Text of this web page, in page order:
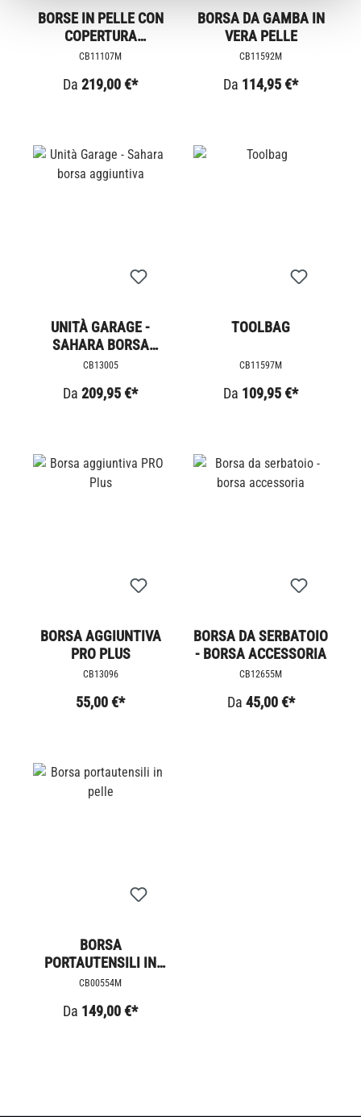
BORSE IN PELLE CON
COPERTURA
LATERALE
CB11107M
Da 219,00 €*
BORSA DA GAMBA IN
VERA PELLE
CB11592M
Da 114,95 €*
UNITÀ GARAGE -
SAHARA BORSA
AGGIUNTIVA
CB13005
Da 209,95 €*
TOOLBAG
CB11597M
Da 109,95 €*
BORSA AGGIUNTIVA
PRO PLUS
CB13096
55,00 €*
BORSA DA SERBATOIO
- BORSA ACCESSORIA
CB12655M
Da 45,00 €*
BORSA
PORTAUTENSILI IN
PELLE
CB00554M
Da 149,00 €*